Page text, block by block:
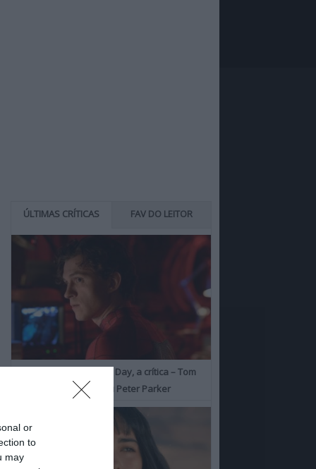
or
to
may
ÚLTIMAS CRÍTICAS FAV DO LEITOR
Spider-Man: Brand New Day, a crítica – Tom
Holland consolida o seu Peter Parker